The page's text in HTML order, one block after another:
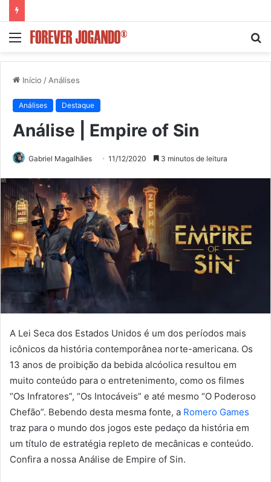
Menu
Início / Análises
Análises Destaque
Análise | Empire of Sin
Gabriel Magalhães 11/12/2020 3 minutos de leitura
A Lei Seca dos Estados Unidos é um dos períodos mais
icônicos da história contemporânea norte-americana. Os
13 anos de proibição da bebida alcóolica resultou em
muito conteúdo para o entretenimento, como os filmes
“Os Infratores”, “Os Intocáveis” e até mesmo “O Poderoso
Chefão”. Bebendo desta mesma fonte, a Romero Games
traz para o mundo dos jogos este pedaço da história em
um título de estratégia repleto de mecânicas e conteúdo.
Confira a nossa Análise de Empire of Sin.